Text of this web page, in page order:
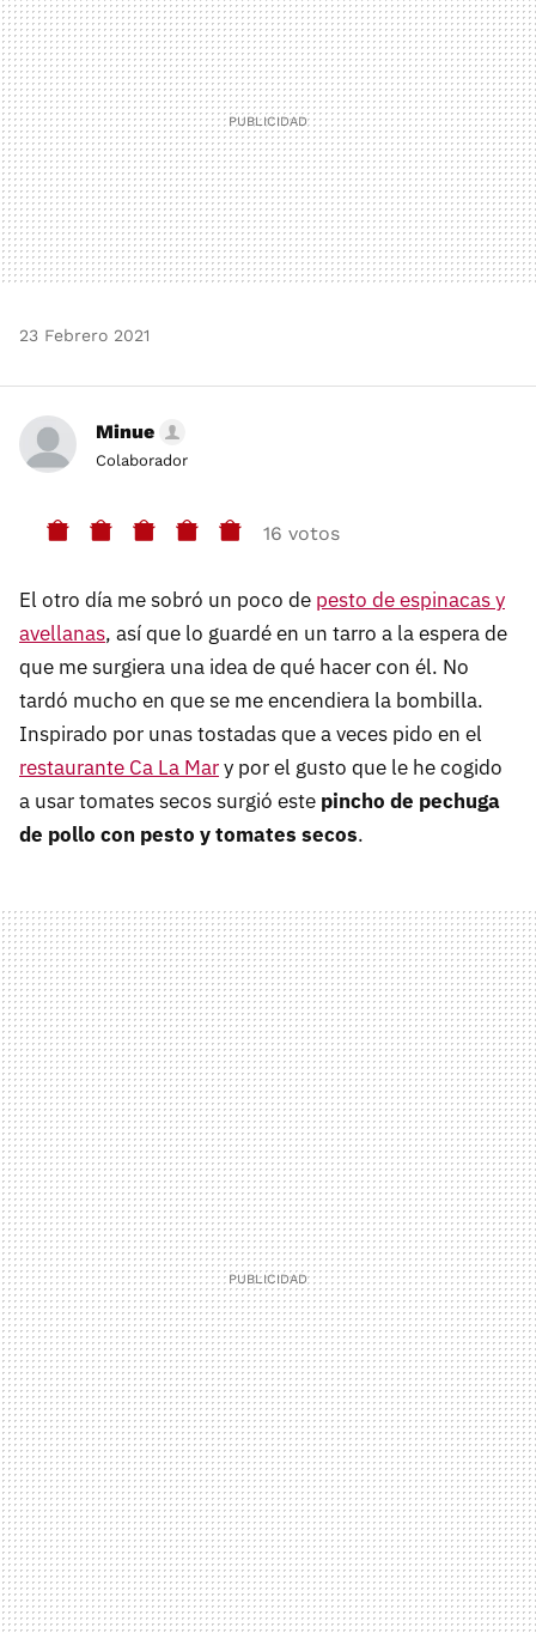
23 Febrero 2021
Minue
Colaborador
16 votos
El otro día me sobró un poco de pesto de espinacas y
avellanas, así que lo guardé en un tarro a la espera de
que me surgiera una idea de qué hacer con él. No
tardó mucho en que se me encendiera la bombilla.
Inspirado por unas tostadas que a veces pido en el
restaurante Ca La Mary por el gusto que le he cogido
a usar tomates secos surgió este pincho de pechuga
de pollo con pesto y tomates secos.